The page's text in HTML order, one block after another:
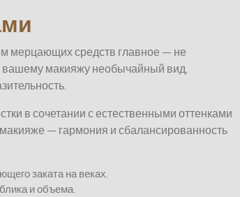
мерцающих средств главное — не
макияжу необычайный вид,
в сочетании с естественными оттенками
— гармония и сбалансированность
заката на веках.
и объема.